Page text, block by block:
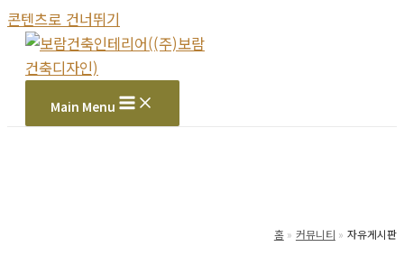
콘텐츠로 건너뛰기
Main Menu
홈 커뮤니티 자유게시판